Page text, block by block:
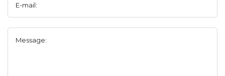
E-mail:
Message: